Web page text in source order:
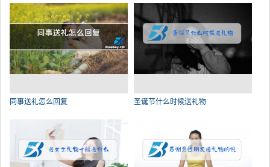
同事送礼怎么回复 圣诞节什么时候送礼物